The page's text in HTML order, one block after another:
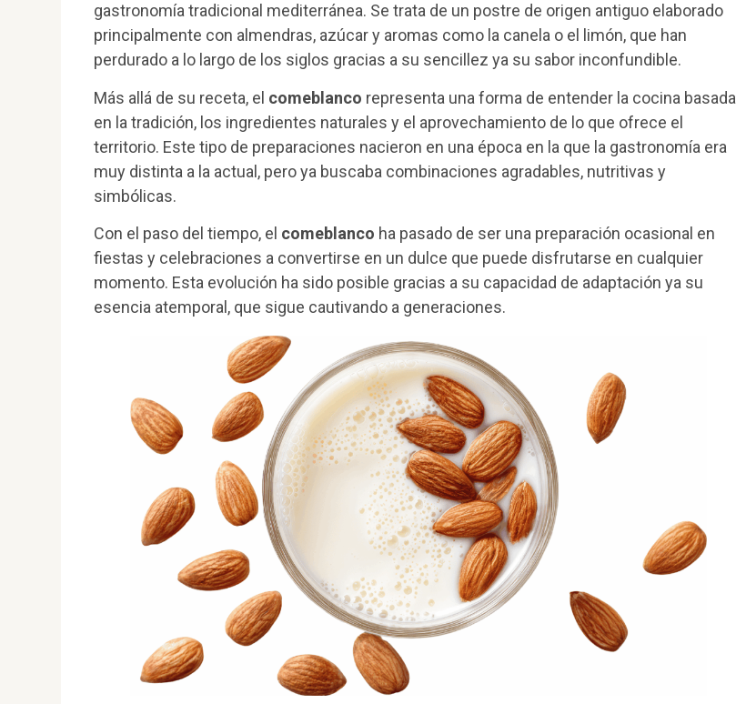
gastronomía tradicional mediterránea. Se trata de un postre de origen antiguo elaborado
principalmente con almendras, azúcar y aromas como la canela o el limón, que han
perdurado a lo largo de los siglos gracias a su sencillez ya su sabor inconfundible.
Más allá de su receta, el comeblanco representa una forma de entender la cocina basada
en la tradición, los ingredientes naturales y el aprovechamiento de lo que ofrece el
territorio. Este tipo de preparaciones nacieron en una época en la que la gastronomía era
muy distinta a la actual, pero ya buscaba combinaciones agradables, nutritivas y
simbólicas.
Con el paso del tiempo, el comeblanco ha pasado de ser una preparación ocasional en
fiestas y celebraciones a convertirse en un dulce que puede disfrutarse en cualquier
momento. Esta evolución ha sido posible gracias a su capacidad de adaptación ya su
esencia atemporal, que sigue cautivando a generaciones.